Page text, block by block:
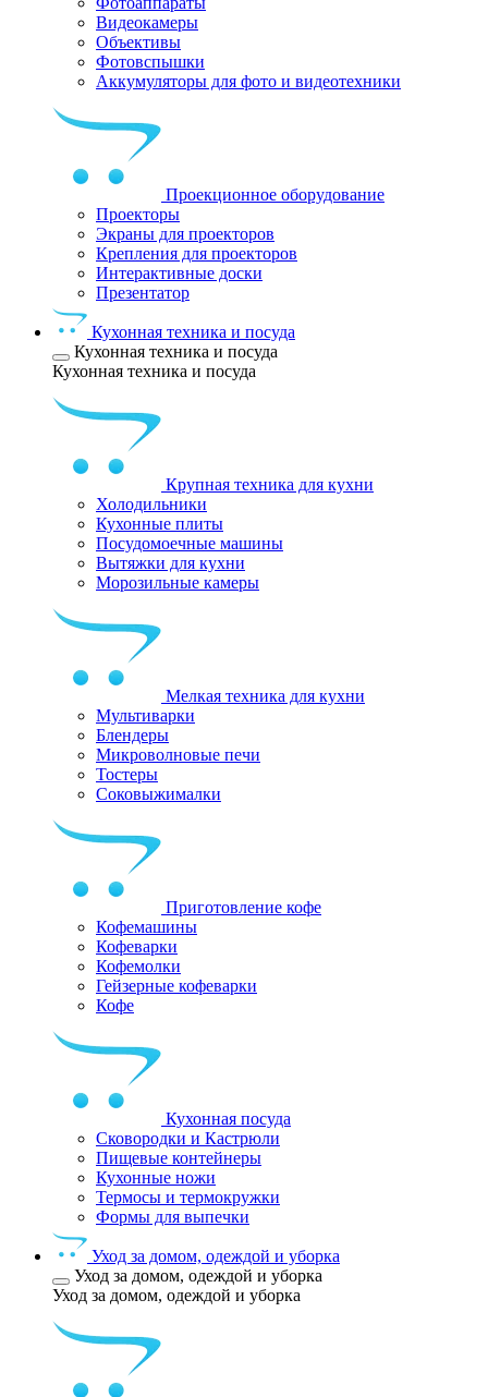
Видеокамеры
Объективы
Фотовспышки
Аккумуляторы для фото и видеотехники
Проекционное оборудование
Проекторы
Экраны для проекторов
Крепления для проекторов
Интерактивные доски
Презентатор
Кухонная техника и посуда
Кухонная техника и посуда
Кухонная техника и посуда
Крупная техника для кухни
Холодильники
Кухонные плиты
Посудомоечные машины
Вытяжки для кухни
Морозильные камеры
Мелкая техника для кухни
Мультиварки
Блендеры
Микроволновые печи
Тостеры
Соковыжималки
Приготовление кофе
Кофемашины
Кофеварки
Кофемолки
Гейзерные кофеварки
Кофе
Кухонная посуда
Сковородки и Кастрюли
Пищевые контейнеры
Кухонные ножи
Термосы и термокружки
Формы для выпечки
Уход за домом, одеждой и уборка
Уход за домом, одеждой и уборка
Уход за домом, одеждой и уборка